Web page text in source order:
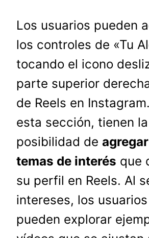
Los usuarios pueden
los controles de «Tu
tocando el icono
parte superior
de Reels en
esta sección, tienen la
posibilidad de
temas de interés que
su perfil en Reels. Al
intereses, los
pueden explorar